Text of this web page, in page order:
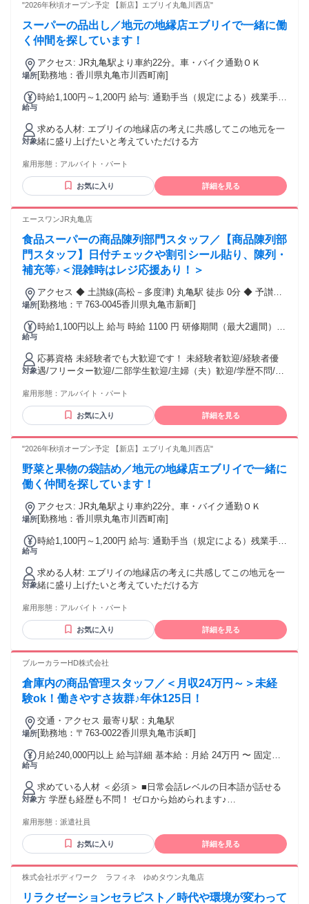
"2026年秋頃オープン予定 【新店】エブリイ丸亀川西店"
スーパーの品出し／地元の地縁店エブリイで一緒に働
く仲間を探しています！
場所
アクセス: JR丸亀駅より車約22分。車・バイク通勤ＯＫ
[勤務地：香川県丸亀市川西町南]
給与
時給1,100円～1,200円 給与: 通勤手当（規定による）残業手当
対象
求める人材: エブリイの地縁店の考えに共感してこの地元を一
緒に盛り上げたいと考えていただける方
雇用形態： アルバイト・パート
お気に入り 詳細を見る
エースワンJR丸亀店
食品スーパーの商品陳列部門スタッフ／【商品陳列部
門スタッフ】日付チェックや割引シール貼り、陳列・
補充等♪＜混雑時はレジ応援あり！＞
場所
アクセス ◆ 土讃線(高松－多度津) 丸亀駅 徒歩 0分 ◆ 予讃線
(高松－宇和島) 丸亀駅 徒歩 0分 ◆ 土讃線(高松－多度津) 讃岐
土讃線(高松－多度津) 宇多津駅 車 9分
[勤務地：〒763-0045香川県丸亀市新町]
給与
時給1,100円以上 給与 時給 1100 円 研修期間（最大2週間）
月1回 ◆交通費： 一部支給 当社規定による
対象
応募資格 未経験者でも大歓迎です！ 未経験者歓迎/経験者優
遇/フリーター歓迎/二部学生歓迎/主婦（夫）歓迎/学歴不問/友
雇用形態： アルバイト・パート
お気に入り 詳細を見る
"2026年秋頃オープン予定 【新店】エブリイ丸亀川西店"
野菜と果物の袋詰め／地元の地縁店エブリイで一緒に
働く仲間を探しています！
場所
アクセス: JR丸亀駅より車約22分。車・バイク通勤ＯＫ
[勤務地：香川県丸亀市川西町南]
給与
時給1,100円～1,200円 給与: 通勤手当（規定による）残業手当
対象
求める人材: エブリイの地縁店の考えに共感してこの地元を一
緒に盛り上げたいと考えていただける方
雇用形態： アルバイト・パート
お気に入り 詳細を見る
ブルーカラーHD株式会社
倉庫内の商品管理スタッフ／＜月収24万円～＞未経
験ok！働きやすさ抜群♪年休125日！
場所
交通・アクセス 最寄り駅：丸亀駅
[勤務地：〒763-0022香川県丸亀市浜町]
給与
月給240,000円以上 給与詳細 基本給：月給 24万円 〜 固定残
勤・家族手当金額：なし 全員に一律で支払われるその他手当
金額：なし ■基本給 24万円 ■赴任手当 2万円（出張の場合の
み） ✅安定して高収入をGET！ 未経験から専門性の高い仕事
を 覚えられます。 手に職をつけてしっかり稼げますよ！
対象
求めている人材 ＜必須＞ ■日常会話レベルの日本語が話せる
方 学歴も経歴も不問！ ゼロから始められます♪
しい仕事にチャレンジしたい方 ✅安定した月収を確保したい
方 ✅オンオフ切り替えて働きたい方 ✅土日祝休みでお休みも
たっぷりほしい方 ➤まずはお気軽にご応募ください！
多数活躍中！ しっかり稼げてしっかり休めるので 無理なく長
雇用形態： 派遣社員
お気に入り 詳細を見る
株式会社ボディワーク ラフィネ ゆめタウン丸亀店
リラクゼーションセラピスト／時代や環境が変わって